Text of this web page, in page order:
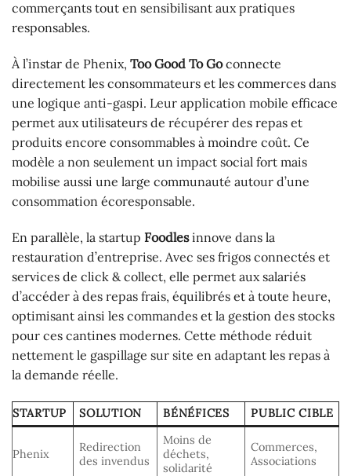
commerçants tout en sensibilisant aux pratiques
responsables.
À l’instar de Phenix, Too Good To Goconnecte
directement les consommateurs et les commerces dans
une logique anti-gaspi. Leur application mobile efficace
permet aux utilisateurs de récupérer des repas et
produits encore consommables à moindre coût. Ce
modèle a non seulement un impact social fort mais
mobilise aussi une large communauté autour d’une
consommation écoresponsable.
En parallèle, la startup Foodlesinnove dans la
restauration d’entreprise. Avec ses frigos connectés et
services de click & collect, elle permet aux salariés
d’accéder à des repas frais, équilibrés et à toute heure,
optimisant ainsi les commandes et la gestion des stocks
pour ces cantines modernes. Cette méthode réduit
nettement le gaspillage sur site en adaptant les repas à
la demande réelle.
STARTUP SOLUTION BÉNÉFICES PUBLIC CIBLE
Phenix
Redirection
des invendus
Moins de
déchets,
solidarité
Commerces,
Associations